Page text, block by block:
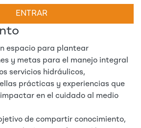
espacio para plantear
y metas para el manejo integral
servicios hidráulicos,
prácticas y experiencias que
en el cuidado al medio
de compartir conocimiento,
ENTRAR